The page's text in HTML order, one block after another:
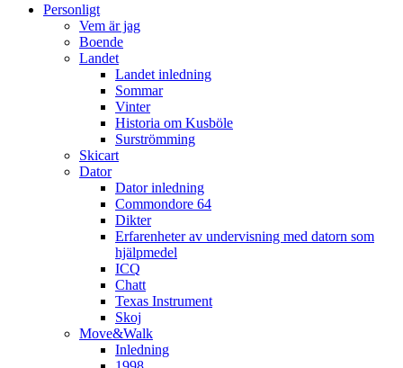
Personligt
Vem är jag
Boende
Landet
Landet inledning
Sommar
Vinter
Historia om Kusböle
Surströmming
Skicart
Dator
Dator inledning
Commondore 64
Dikter
Erfarenheter av undervisning med datorn som
hjälpmedel
ICQ
Chatt
Texas Instrument
Skoj
Move&Walk
Inledning